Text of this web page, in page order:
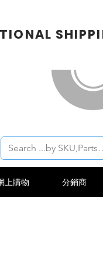
上購物 分銷商